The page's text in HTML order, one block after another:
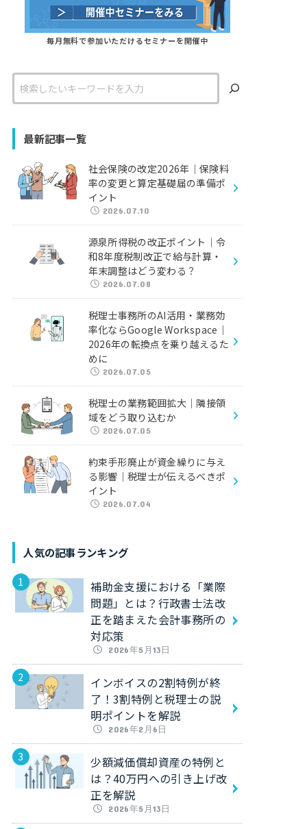
毎月無料で参加いただけるセミナーを開催中
検
索
最新記事一覧
社会保険の改定2026年｜保険料
率の変更と算定基礎届の準備ポ
イント
2026.07.10
源泉所得税の改正ポイント｜令
和8年度税制改正で給与計算・
年末調整はどう変わる？
2026.07.08
税理士事務所のAI活用・業務効
率化ならGoogle Workspace｜
2026年の転換点を乗り越えるた
めに
2026.07.05
税理士の業務範囲拡大｜隣接領
域をどう取り込むか
2026.07.05
約束手形廃止が資金繰りに与え
る影響｜税理士が伝えるべきポ
イント
2026.07.04
人気の記事ランキング
補助金支援における「業際
問題」とは？行政書士法改
正を踏まえた会計事務所の
対応策
2026年5月13日
インボイスの2割特例が終
了！3割特例と税理士の説
明ポイントを解説
2026年2月6日
少額減価償却資産の特例と
は？40万円への引き上げ改
正を解説
2026年5月13日